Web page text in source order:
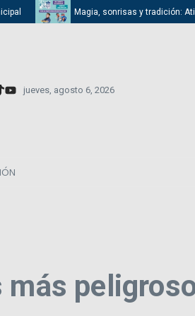
Magia, sonrisas y tradición:
jueves, agosto 6, 2026